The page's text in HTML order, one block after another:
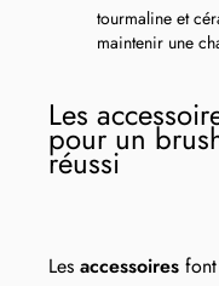
tourmaline et
maintenir une
Les
pour un
réussi
Les accessoires